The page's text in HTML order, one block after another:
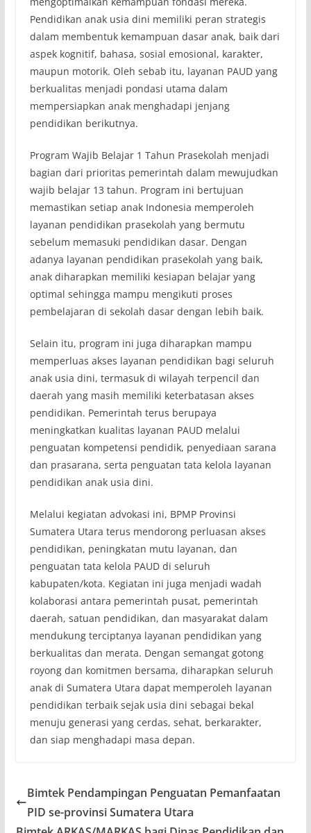
Pendidikan anak usia dini memiliki peran strategis
dalam membentuk kemampuan dasar anak, baik dari
aspek kognitif, bahasa, sosial emosional, karakter,
maupun motorik. Oleh sebab itu, layanan PAUD yang
berkualitas menjadi pondasi utama dalam
mempersiapkan anak menghadapi jenjang
pendidikan berikutnya.
Program Wajib Belajar 1 Tahun Prasekolah menjadi
bagian dari prioritas pemerintah dalam mewujudkan
wajib belajar 13 tahun. Program ini bertujuan
memastikan setiap anak Indonesia memperoleh
layanan pendidikan prasekolah yang bermutu
sebelum memasuki pendidikan dasar. Dengan
adanya layanan pendidikan prasekolah yang baik,
anak diharapkan memiliki kesiapan belajar yang
optimal sehingga mampu mengikuti proses
pembelajaran di sekolah dasar dengan lebih baik.
Selain itu, program ini juga diharapkan mampu
memperluas akses layanan pendidikan bagi seluruh
anak usia dini, termasuk di wilayah terpencil dan
daerah yang masih memiliki keterbatasan akses
pendidikan. Pemerintah terus berupaya
meningkatkan kualitas layanan PAUD melalui
penguatan kompetensi pendidik, penyediaan sarana
dan prasarana, serta penguatan tata kelola layanan
pendidikan anak usia dini.
Melalui kegiatan advokasi ini, BPMP Provinsi
Sumatera Utara terus mendorong perluasan akses
pendidikan, peningkatan mutu layanan, dan
penguatan tata kelola PAUD di seluruh
kabupaten/kota. Kegiatan ini juga menjadi wadah
kolaborasi antara pemerintah pusat, pemerintah
daerah, satuan pendidikan, dan masyarakat dalam
mendukung terciptanya layanan pendidikan yang
berkualitas dan merata. Dengan semangat gotong
royong dan komitmen bersama, diharapkan seluruh
anak di Sumatera Utara dapat memperoleh layanan
pendidikan terbaik sejak usia dini sebagai bekal
menuju generasi yang cerdas, sehat, berkarakter,
dan siap menghadapi masa depan.
Bimtek Pendampingan Penguatan Pemanfaatan
PID se-provinsi Sumatera Utara